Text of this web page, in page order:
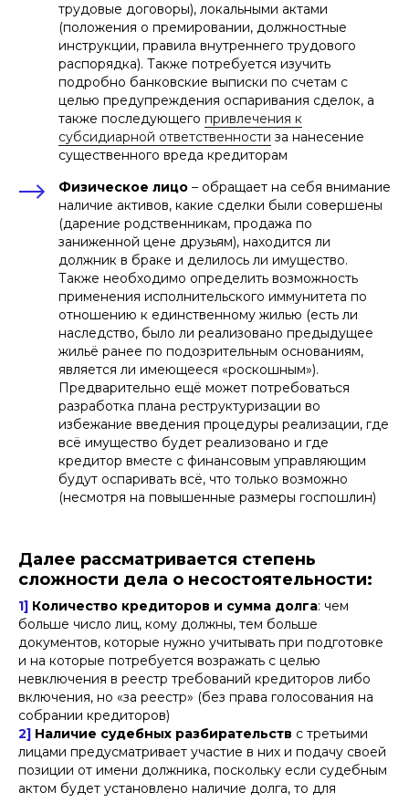
трудовые договоры), локальными актами
(положения о премировании, должностные
инструкции, правила внутреннего трудового
распорядка). Также потребуется изучить
подробно банковские выписки по счетам с
целью предупреждения оспаривания сделок, а
также последующего привлечения к
субсидиарной ответственности за нанесение
существенного вреда кредиторам
Физическое лицо – обращает на себя внимание
наличие активов, какие сделки были совершены
(дарение родственникам, продажа по
заниженной цене друзьям), находится ли
должник в браке и делилось ли имущество.
Также необходимо определить возможность
применения исполнительского иммунитета по
отношению к единственному жилью (есть ли
наследство, было ли реализовано предыдущее
жильё ранее по подозрительным основаниям,
является ли имеющееся «роскошным»).
Предварительно ещё может потребоваться
разработка плана реструктуризации во
избежание введения процедуры реализации, где
всё имущество будет реализовано и где
кредитор вместе с финансовым управляющим
будут оспаривать всё, что только возможно
(несмотря на повышенные размеры госпошлин)
Далее рассматривается степень
сложности дела о несостоятельности:
1] Количество кредиторов и сумма долга: чем
больше число лиц, кому должны, тем больше
документов, которые нужно учитывать при подготовке
и на которые потребуется возражать с целью
невключения в реестр требований кредиторов либо
включения, но «за реестр» (без права голосования на
собрании кредиторов)
2] Наличие судебных разбирательств с третьими
лицами предусматривает участие в них и подачу своей
позиции от имени должника, поскольку если судебным
актом будет установлено наличие долга, то для
Стоимость банкротства на
первоначальной стадии:
Публикации на Федресурсе (для ИП и
предприятий – о намерении обратиться
в арбитражный суд) и вгазете
«КоммерсантЪ»- от 15 000 рублей
Депозит за вознаграждение
арбитражного управляющего
(пополняется депозитный счёт
арбитражного суда до рассмотрения
судом заявления) – может варьироваться
от 15 000 до 45 000 рублей в зависимости
от избранной процедуры
Размер государственной пошлины за
подачу заявления для физических лиц
составляет 10 000 рублей, а для
организаций – 100 000 рублей. При этом
госпошлину не платит должник при
самостоятельной подаче заявления в суд
(пп. 8 п. 1 ст. 333.21 НК РФ)
Сопутствующие документы к заявлению –
выписка из ЕГРН, почтовые расходы, услуги
оригиналов, нотариальный перевод)